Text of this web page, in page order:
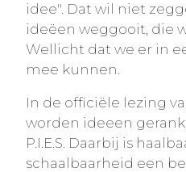
idee". Dat wil niet
ideëen weggooit, die
Wellicht dat we er in
mee kunnen.
In de officiële lezing
worden ideeen gerankt
P.I.E.S. Daarbij is
schaalbaarheid een